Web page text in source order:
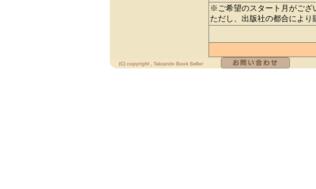
※ご希望のスタート月がござ
ただし、出版社の都合により